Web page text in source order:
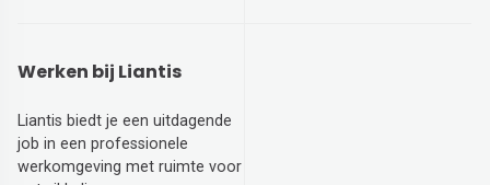
Werken bij Liantis
Liantis biedt je een uitdagende
job in een professionele
werkomgeving met ruimte voor